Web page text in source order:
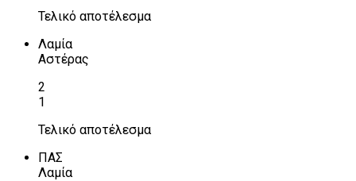
Τελικό αποτέλεσμα
Λαμία
Αστέρας
2
1
Τελικό αποτέλεσμα
ΠΑΣ
Λαμία